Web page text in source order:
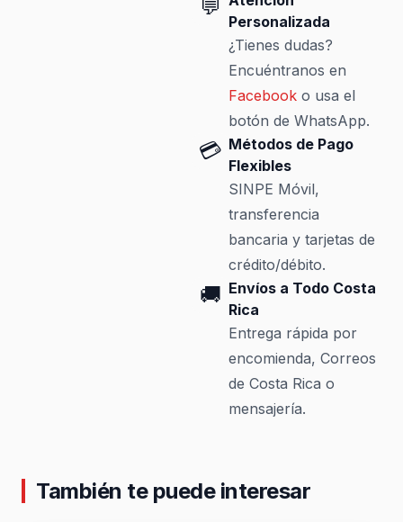
💬
Personalizada
¿Tienes dudas?
Encuéntranos en
Facebooko usa el
botón de WhatsApp.
💳 Métodos de Pago
Flexibles
SINPE Móvil,
transferencia
bancaria y tarjetas de
crédito/débito.
🚚 Envíos a Todo Costa
Rica
Entrega rápida por
encomienda, Correos
de Costa Rica o
mensajería.
También te puede interesar